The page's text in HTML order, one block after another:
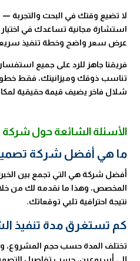
لا تضيع وقتك في البحث والتجربة
استشارة مجانية تساعدك في
عرض سعر واضح وخطة تنفيذ
فريقنا جاهز للرد على جميع
تناسب ذوقك وميزانيتك، فقط
شلال فاخر يضيف قيمة حقيقية
الأسئلة الشائعة حول
ما هي أفضل شركة
أفضل شركة هي التي تجمع بين
المخصص، وهذا ما نقدمه لك من
نتيجة احترافية تلبي توقعاتك.
كم تستغرق مدة تنفيذ
تختلف المدة حسب حجم المشروع،